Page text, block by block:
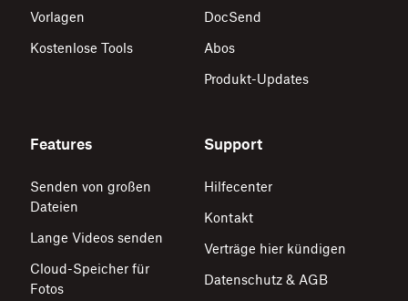
Vorlagen
Kostenlose Tools
DocSend
Abos
Produkt-Updates
Features
Senden von großen
Dateien
Lange Videos senden
Cloud-Speicher für
Fotos
Support
Hilfecenter
Kontakt
Verträge hier kündigen
Datenschutz & AGB